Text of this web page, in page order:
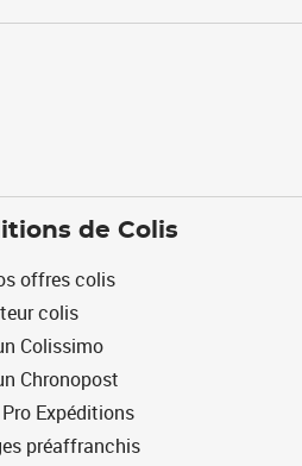
de Colis
offres colis
colis
Colissimo
Chronopost
Expéditions
préaffranchis